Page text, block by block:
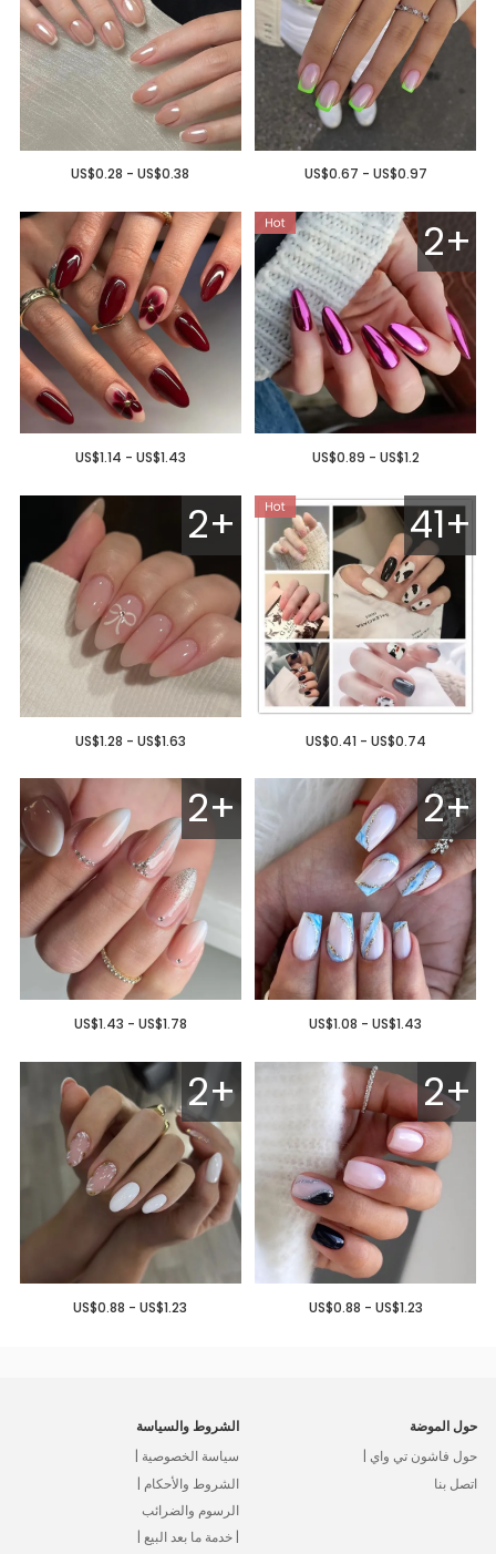
US$0.67 - US$0.97
US$0.28 - US$0.38
2+
US$0.89 - US$1.2
US$1.14 - US$1.43
41+
US$0.41 - US$0.74
2+
US$1.28 - US$1.63
2+
US$1.08 - US$1.43
2+
US$1.43 - US$1.78
2+
US$0.88 - US$1.23
2+
US$0.88 - US$1.23
حول الموضة
حول فاشون تي واي |
اتصل بنا
الشروط والسياسة
سياسة الخصوصية |
الشروط والأحكام |
الرسوم والضرائب
| خدمة ما بعد البيع |